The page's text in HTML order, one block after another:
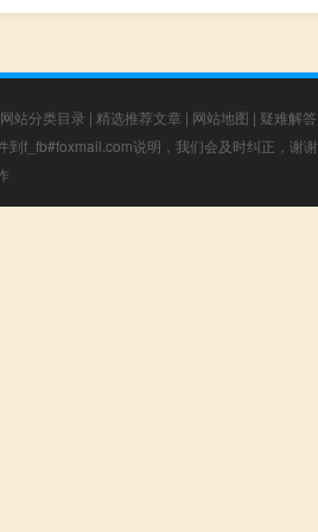
网站分类目录 | 精选推荐文章 | 网站地图 | 疑难解答
f_fb#foxmail.com说明，我们会及时纠正，谢谢